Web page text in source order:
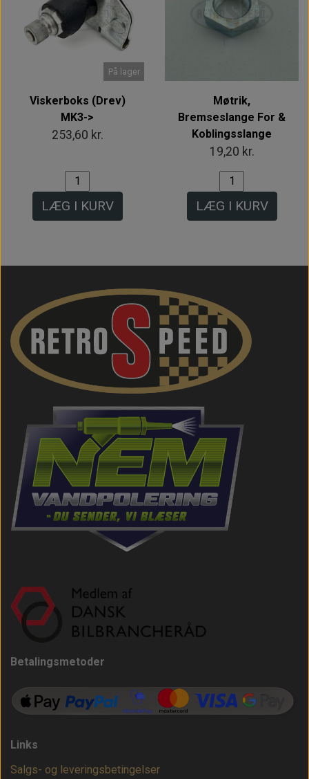
På lager
Viskerboks (Drev)
MK3->
253,60 kr.
LÆG I KURV
Møtrik,
Bremseslange For &
Koblingsslange
19,20 kr.
LÆG I KURV
Betalingsmetoder
Links
Salgs- og leveringsbetingelser